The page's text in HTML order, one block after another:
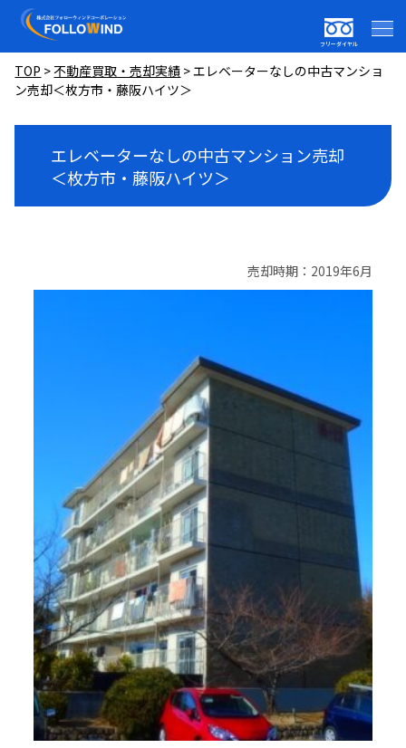
フリーダイヤル
TOP >不動産買取・売却実績 >エレベーターなしの中古マンショ
ン売却＜枚方市・藤阪ハイツ＞
エレベーターなしの中古マンション売却
＜枚方市・藤阪ハイツ＞
売却時期：2019年6月